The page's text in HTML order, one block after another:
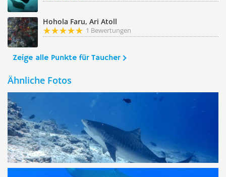
Hohola Faru, Ari Atoll
1 Bewertungen
Zeige alle Punkte für Taucher
Ähnliche Fotos